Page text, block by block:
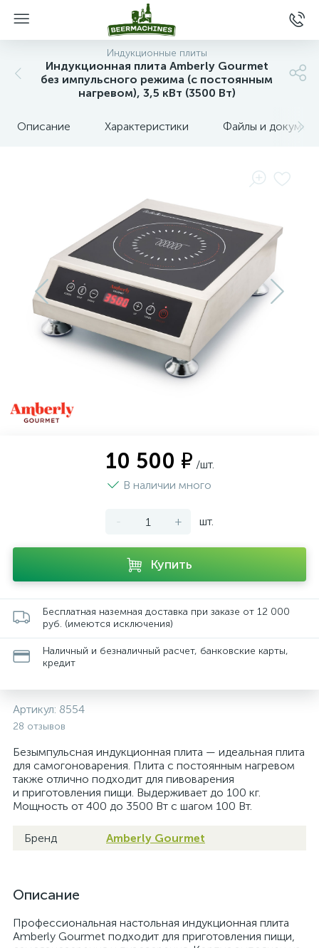
Индукционные плиты
Индукционная плита Amberly Gourmet
без импульсного режима (с постоянным
нагревом), 3,5 кВт (3500 Вт)
Описание Характеристики Файлы и
10 500 ₽ /шт.
В наличии много
- + шт.
Купить
Бесплатная наземная доставка при заказе от 12 000
руб. (имеются исключения)
Наличный и безналичный расчет, банковские карты,
кредит
Артикул: 8554
28 отзывов
Безымпульсная индукционная плита — идеальная плита
для самогоноварения. Плита с постоянным нагревом
также отлично подходит для пивоварения
и приготовления пищи. Выдерживает до 100 кг.
Мощность от 400 до 3500 Вт с шагом 100 Вт.
Бренд Amberly Gourmet
Описание
Профессиональная настольная индукционная плита
Amberly Gourmet подходит для приготовления пищи,